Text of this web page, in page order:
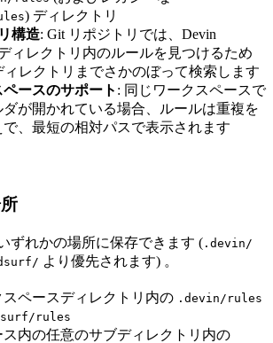
) ディレクトリ
構造: Git リポジトリでは、Devin
ィレクトリ内のルールを見つけるため
ィレクトリまでさかのぼって検索します
ースのサポート : 同じワークスペースで
が開かれている場合、ルールは重複を
、最短の相対パスで表示されます
ずれかの場所に保存できます (.devin/
より優先されます) 。
ペースディレクトリ内の .devin/rules
rules
ス内の任意のサブディレクトリ内の